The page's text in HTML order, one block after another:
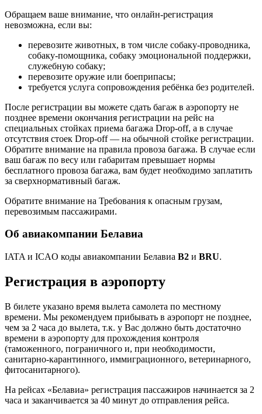
Обращаем ваше внимание, что онлайн-регистрация
невозможна, если вы:
перевозите животных, в том числе собаку-проводника,
собаку-помощника, собаку эмоциональной поддержки,
служебную собаку;
перевозите оружие или боеприпасы;
требуется услуга сопровождения ребёнка без родителей.
После регистрации вы можете сдать багаж в аэропорту не
позднее времени окончания регистрации на рейс на
специальных стойках приема багажа Drop-off, а в случае
отсутствия стоек Drop-off — на обычной стойке регистрации.
Обратите внимание на правила провоза багажа. В случае если
ваш багаж по весу или габаритам превышает нормы
бесплатного провоза багажа, вам будет необходимо заплатить
за сверхнормативный багаж.
Обратите внимание на Требования к опасным грузам,
перевозимым пассажирами.
Об авиакомпании Белавиа
IATA и ICAO коды авиакомпании Белавиа B2 и BRU.
Регистрация в аэропорту
В билете указано время вылета самолета по местному
времени. Мы рекомендуем прибывать в аэропорт не позднее,
чем за 2 часа до вылета, т.к. у Вас должно быть достаточно
времени в аэропорту для прохождения контроля
(таможенного, пограничного и, при необходимости,
санитарно-карантинного, иммиграционного, ветеринарного,
фитосанитарного).
На рейсах «Белавиа» регистрация пассажиров начинается за 2
часа и заканчивается за 40 минут до отправления рейса.